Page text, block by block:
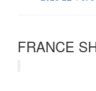
FRANCE